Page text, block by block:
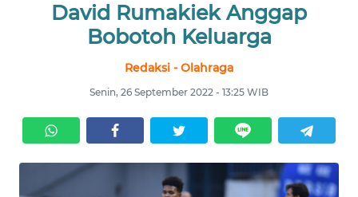
David Rumakiek Anggap
Bobotoh Keluarga
Redaksi - Olahraga
Senin, 26 September 2022 - 13:25 WIB
NASIONAL
KRIMINAL
EKUIN